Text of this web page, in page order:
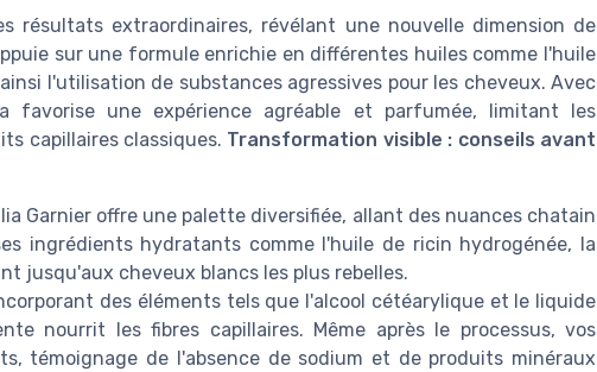
résultats extraordinaires, révélant une nouvelle dimension de
sur une formule enrichie en différentes huiles comme l'huile
l'utilisation de substances agressives pour les cheveux. Avec
favorise une expérience agréable et parfumée, limitant les
capillaires classiques. Transformation visible : conseils avant
Garnier offre une palette diversifiée, allant des nuances chatain
ingrédients hydratants comme l'huile de ricin hydrogénée, la
jusqu'aux cheveux blancs les plus rebelles.
des éléments tels que l'alcool cétéarylique et le liquide
nourrit les fibres capillaires. Même après le processus, vos
témoignage de l'absence de sodium et de produits minéraux